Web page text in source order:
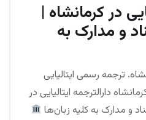
در کرمانشاه |
و مدارک به
ترجمه رسمی ایتالیایی
دارالترجمه ایتالیایی در
و مدارک به کلیه زبان‌ها